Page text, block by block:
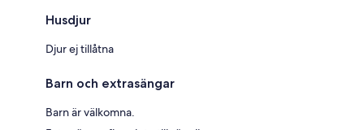
Husdjur
Djur ej tillåtna
Barn och extrasängar
Barn är välkomna.